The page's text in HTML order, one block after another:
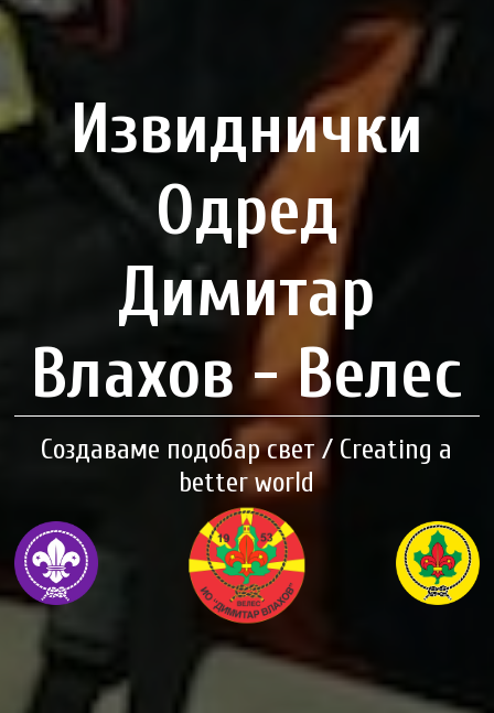
Извиднички
Одред
Димитар
Влахов - Велес
Создаваме подобар свет / Creating a
better world